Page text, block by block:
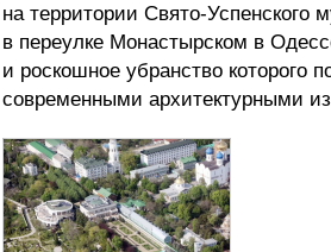
на территории Свято-Успенского
в переулке Монастырском в
и роскошное убранство которого
современными архитектурными